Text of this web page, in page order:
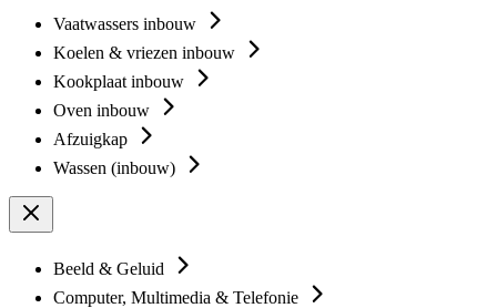
Vaatwassers inbouw
Koelen & vriezen inbouw
Kookplaat inbouw
Oven inbouw
Afzuigkap
Wassen (inbouw)
Beeld & Geluid
Computer, Multimedia & Telefonie